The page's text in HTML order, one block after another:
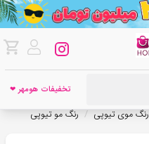
تخفیفات هومهر ❤
رنگ موی تیوپی / رنگ مو تیوپی